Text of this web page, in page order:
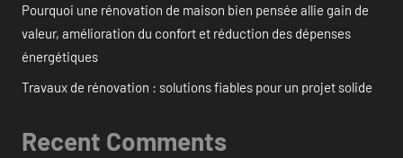
Pourquoi une rénovation de maison bien pensée allie gain de
valeur, amélioration du confort et réduction des dépenses
énergétiques
Travaux de rénovation : solutions fiables pour un projet solide
Recent Comments